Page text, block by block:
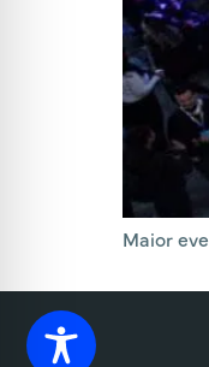
Maior